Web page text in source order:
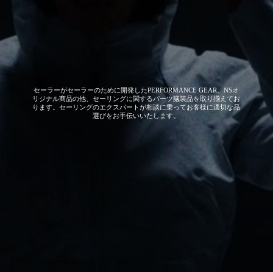
セーラーがセーラーのために開発したPERFORMANCE GEAR、NSオ
リジナル商品の他、セーリングに関するパーツ艤装品を取り揃えてお
ります。セーリングのエクスパートが相談に乗ってお客様に適切な品
選びをお手伝いいたします。